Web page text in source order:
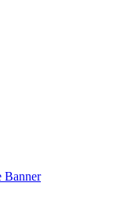
Banner